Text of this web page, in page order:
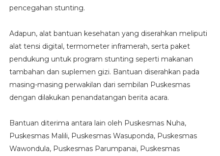
pencegahan stunting.
Adapun, alat bantuan kesehatan yang diserahkan meliputi
alat tensi digital, termometer inframerah, serta paket
pendukung untuk program stunting seperti makanan
tambahan dan suplemen gizi. Bantuan diserahkan pada
masing-masing perwakilan dari sembilan Puskesmas
dengan dilakukan penandatangan berita acara.
Bantuan diterima antara lain oleh Puskesmas Nuha,
Puskesmas Malili, Puskesmas Wasuponda, Puskesmas
Wawondula, Puskesmas Parumpanai, Puskesmas